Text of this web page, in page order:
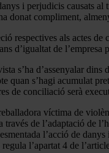
i perjudicis causats
donat compliment,
respectives als actes
d’igualtat de l’empresa
s’ha d’assenyalar
quan s’hagi acumulat
de conciliació serà
víctima de
de l’adaptació de
l’acció de
l’apartat 4 de